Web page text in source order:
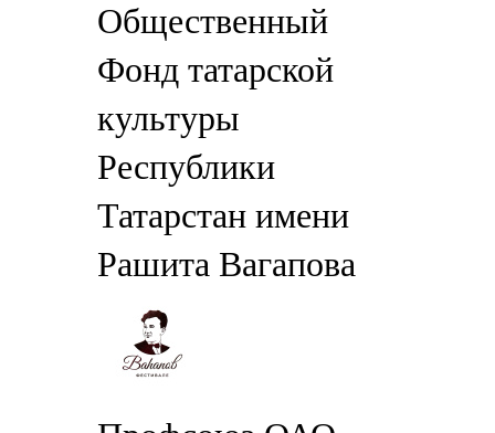
Общественный
Фонд татарской
культуры
Республики
Татарстан имени
Рашита Вагапова